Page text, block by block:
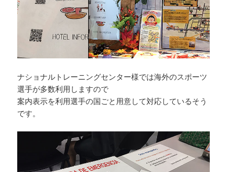
ナショナルトレーニングセンター様では海外のスポーツ
選手が多数利用しますので
案内表示を利用選手の国ごと用意して対応しているそう
です。